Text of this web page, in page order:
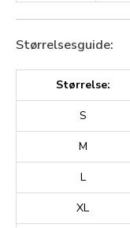
Størrelsesguide:
Størrelse:
S
M
L
XL